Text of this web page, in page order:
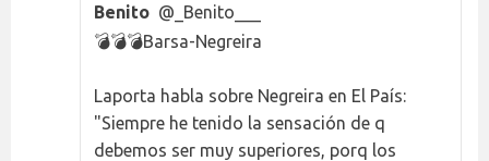
Benito @_Benito___
💣💣💣Barsa-Negreira
Laporta habla sobre Negreira en El País:
"Siempre he tenido la sensación de q
debemos ser muy superiores, porq los